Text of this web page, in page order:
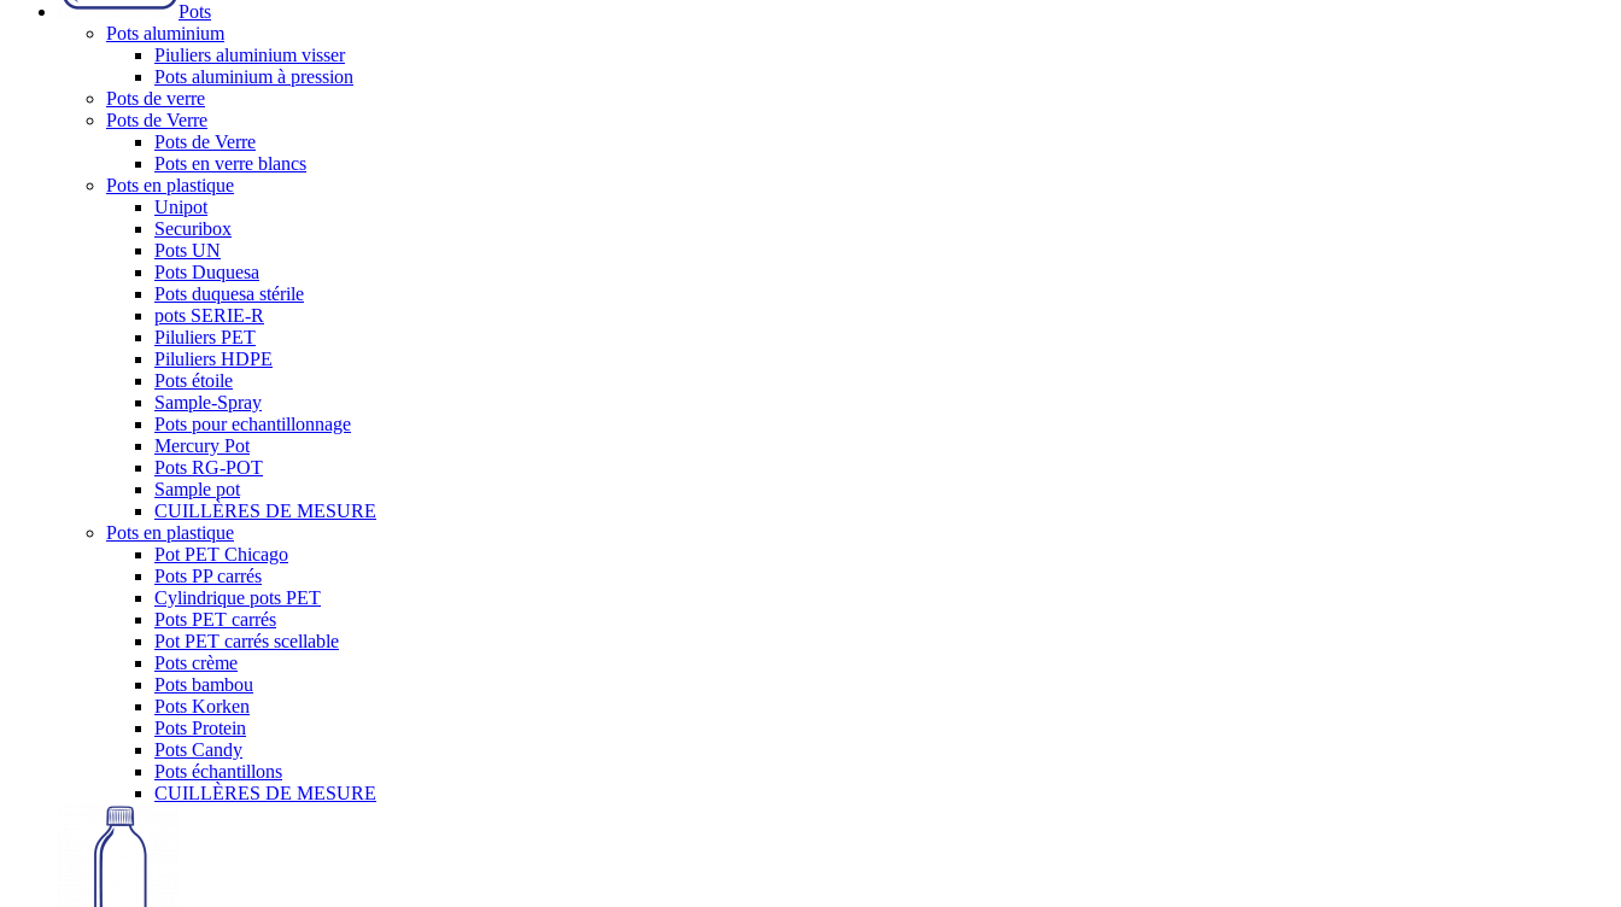
Pots
Pots aluminium
Piuliers aluminium visser
Pots aluminium à pression
Pots de verre
Pots de Verre
Pots de Verre
Pots en verre blancs
Pots en plastique
Unipot
Securibox
Pots UN
Pots Duquesa
Pots duquesa stérile
pots SERIE-R
Piluliers PET
Piluliers HDPE
Pots étoile
Sample-Spray
Pots pour echantillonnage
Mercury Pot
Pots RG-POT
Sample pot
CUILLÈRES DE MESURE
Pots en plastique
Pot PET Chicago
Pots PP carrés
Cylindrique pots PET
Pots PET carrés
Pot PET carrés scellable
Pots crème
Pots bambou
Pots Korken
Pots Protein
Pots Candy
Pots échantillons
CUILLÈRES DE MESURE